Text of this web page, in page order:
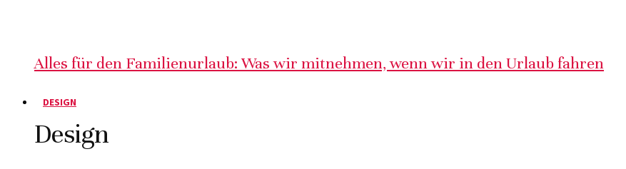
Alles für den Familienurlaub: Was wir mitnehmen, wenn wir in den Urlaub fahren
DESIGN
Design